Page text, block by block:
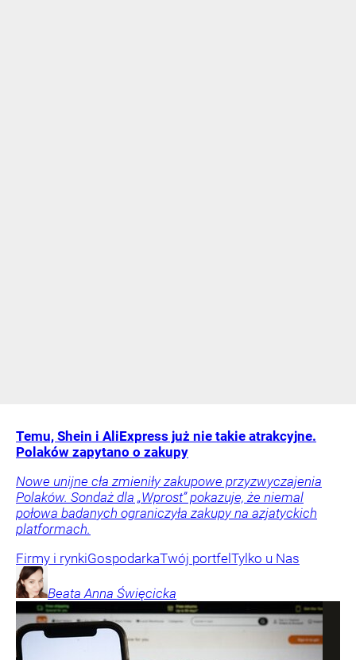
Temu, Shein i AliExpress już nie takie atrakcyjne.
Polaków zapytano o zakupy
Nowe unijne cła zmieniły zakupowe przyzwyczajenia
Polaków. Sondaż dla „Wprost” pokazuje, że niemal
połowa badanych ograniczyła zakupy na azjatyckich
platformach.
Firmy i rynkiGospodarkaTwój portfel Tylko u Nas
Beata Anna Święcicka